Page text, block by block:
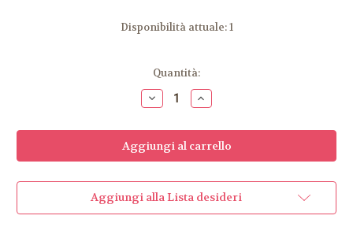
Disponibilità attuale:1
Quantità:
Diminuisci
la
di
Eline's
Flamingo
Aumenta
la
di
Eline's
Flamingo
Aggiungi alla Lista desideri